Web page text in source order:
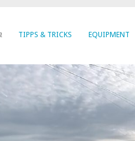
TIPPS & TRICKS EQUIPMENT